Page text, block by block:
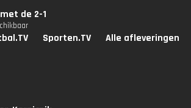
de 2-1
Sporten.TV Alle afleveringen